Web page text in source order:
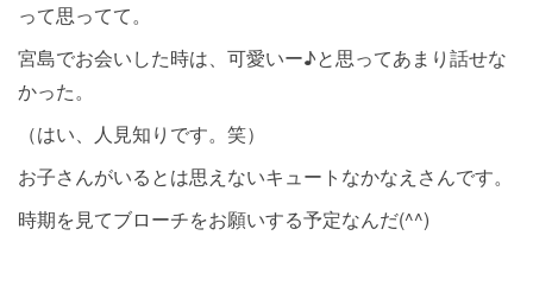
って思ってて。
宮島でお会いした時は、可愛いー♪と思ってあまり話せな
かった。
（はい、人見知りです。笑）
お子さんがいるとは思えないキュートなかなえさんです。
時期を見てブローチをお願いする予定なんだ(^^)